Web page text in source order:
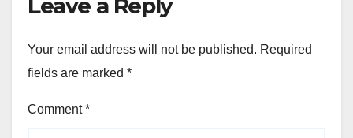
Leave a Reply
Your email address will not be published. Required
fields are marked *
Comment*